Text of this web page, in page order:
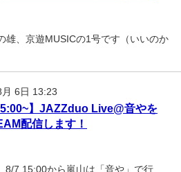
雄、京遊MUSICの1号です（いいのか
6日 13:23
】JAZZduo Live@音やを
配信します！
8/7 15:00から嵐山は「音や」で行